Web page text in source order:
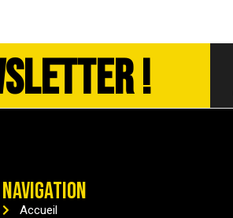
!
NAVIGATION
Accueil